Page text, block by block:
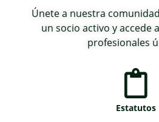
Únete a nuestra
un socio activo y accede
profesionales
Estatutos